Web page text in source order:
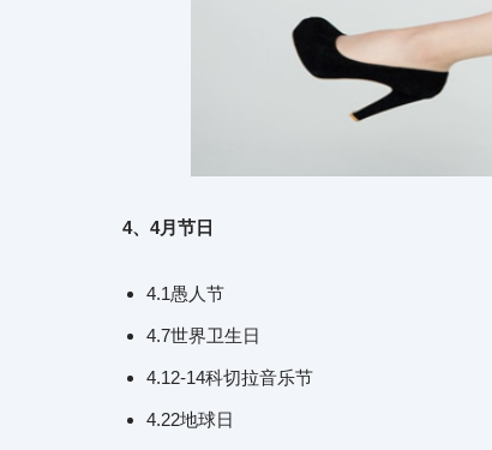
4、4月节日
4.1愚人节
4.7世界卫生日
4.12-14科切拉音乐节
4.22地球日